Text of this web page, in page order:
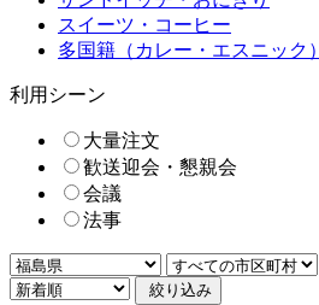
スイーツ・コーヒー
多国籍（カレー・エスニック）
利用シーン
大量注文
歓送迎会・懇親会
会議
法事
絞り込み